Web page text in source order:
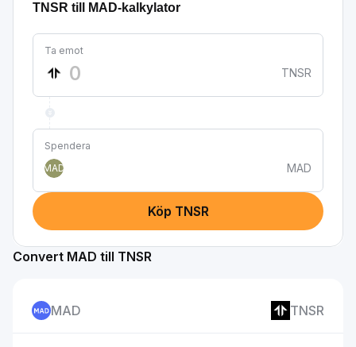
TNSR till MAD-kalkylator
Ta emot
TNSR
Spendera
MAD
MAD
Köp TNSR
Convert MAD till TNSR
MAD TNSR